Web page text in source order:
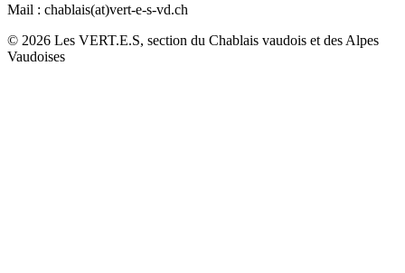
Mail : chablais(at)vert-e-s-vd.ch
© 2026 Les VERT.E.S, section du Chablais vaudois et des Alpes
Vaudoises